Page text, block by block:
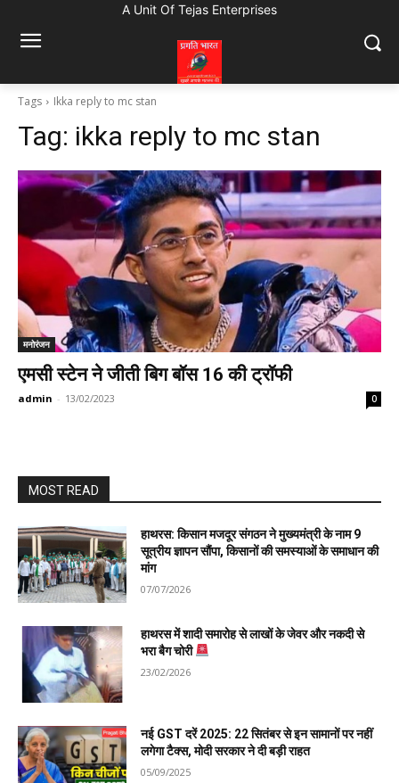
A Unit Of Tejas Enterprises
Tags Ikka reply to mc stan
Tag: ikka reply to mc stan
मनोरंजन
एमसी स्टेन ने जीती बिग बॉस 16 की ट्रॉफी
admin - 13/02/2023 0
MOST READ
हाथरस: किसान मजदूर संगठन ने मुख्यमंत्री के नाम 9
सूत्रीय ज्ञापन सौंपा, किसानों की समस्याओं के समाधान की
मांग
07/07/2026
हाथरस में शादी समारोह से लाखों के जेवर और नकदी से
भरा बैग चोरी
23/02/2026
नई GST दरें 2025: 22 सितंबर से इन सामानों पर नहीं
लगेगा टैक्स, मोदी सरकार ने दी बड़ी राहत
05/09/2025